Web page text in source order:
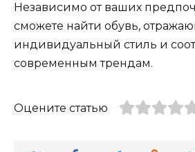
Независимо от ваших
сможете найти обувь,
индивидуальный стиль и
современным трендам.
Оцените статью